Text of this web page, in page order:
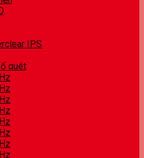
IPS
quét